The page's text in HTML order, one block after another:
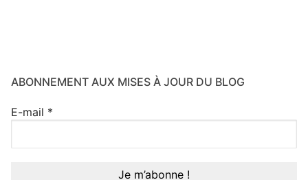
ABONNEMENT AUX MISES À JOUR DU BLOG
E-mail *